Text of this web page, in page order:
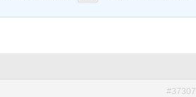
#37307